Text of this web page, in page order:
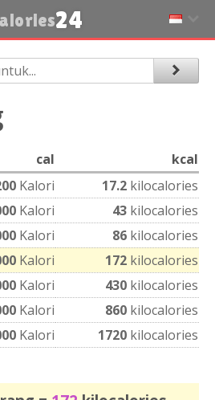
24
cal
kcal
Kalori 17.2 kilocalories
Kalori 43 kilocalories
Kalori 86 kilocalories
Kalori 172 kilocalories
Kalori 430 kilocalories
Kalori 860 kilocalories
Kalori 1720 kilocalories